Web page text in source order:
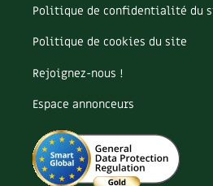
Recette
Récup'
Réparation
Reproduction
Restauration
Rocaille
Ronce (ou mûre de jardin)
Roquette
Politique de confidentialité du
Politique de cookies du site
Rejoignez-nous !
Espace annonceurs